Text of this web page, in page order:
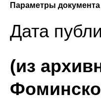
Параметры документа
Дата
(из